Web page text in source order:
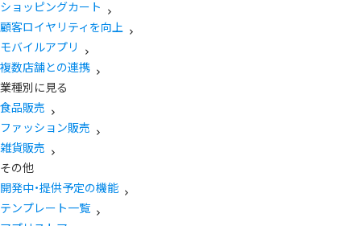
ショッピングカート
顧客ロイヤリティを向上
モバイルアプリ
複数店舗との連携
業種別に見る
食品販売
ファッション販売
雑貨販売
その他
開発中・提供予定の機能
テンプレート一覧